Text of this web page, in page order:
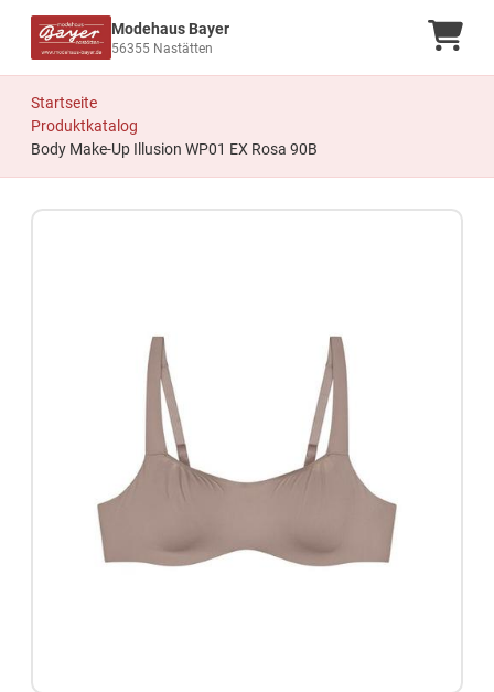
Modehaus Bayer
56355 Nastätten
Startseite
Produktkatalog
Body Make-Up Illusion WP01 EX Rosa 90B